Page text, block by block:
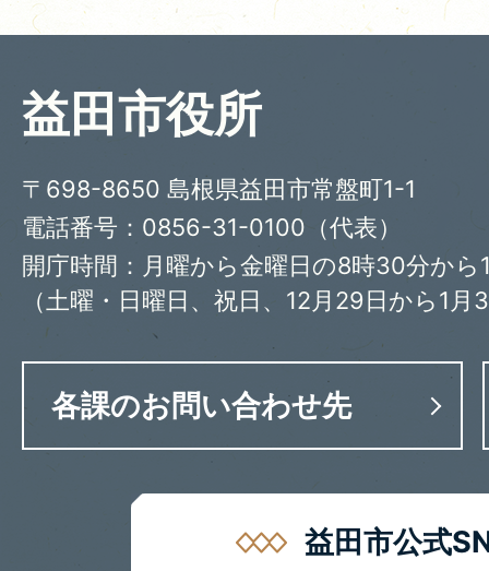
益田市役所
〒698-8650 島根県益田市常盤町1-1
電話番号：0856-31-0100（代表）
開庁時間：月曜から金曜日の8時30分から
（土曜・日曜日、祝日、12月29日から1月
各課のお問い合わせ先
益田市公式